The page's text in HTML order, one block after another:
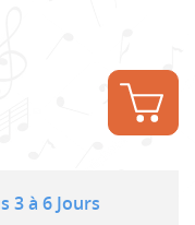
3 à 6 Jours